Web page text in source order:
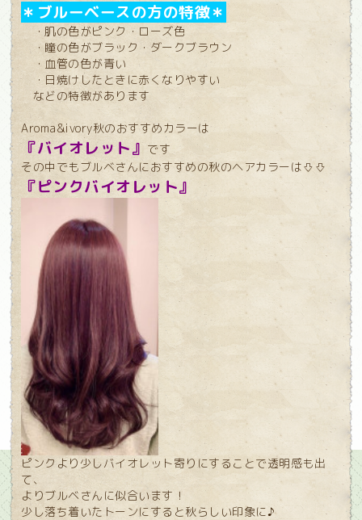
＊ブルーベースの方の特徴＊
・肌の色がピンク・ローズ色
・瞳の色がブラック・ダークブラウン
・血管の色が青い
・日焼けしたときに赤くなりやすい
などの特徴があります
Aroma&ivory秋のおすすめカラーは
『バイオレット』 です
その中でもブルベさんにおすすめの秋のヘアカラーは⇩⇩
『ピンクバイオレット』
ピンクより少しバイオレット寄りにすることで透明感も出
て、
よりブルベさんに似合います！
少し落ち着いたトーンにすると秋らしい印象に♪